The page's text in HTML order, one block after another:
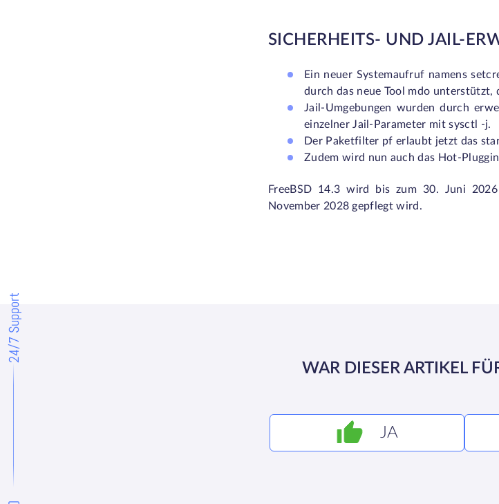
24/7 Support
SICHERHEITS- UND JAIL-
Ein neuer Systemaufruf namens
durch das neue Tool mdo unterstützt,
Jail-Umgebungen wurden durch
einzelner Jail-Parameter mitsysctl -j.
Der Paketfilter pf erlaubt jetzt das
Zudem wird nun auch das Hot-
FreeBSD 14.3 wird bis zum 30. Juni
November 2028 gepflegt wird.
WAR DIESER ARTIKEL
JA